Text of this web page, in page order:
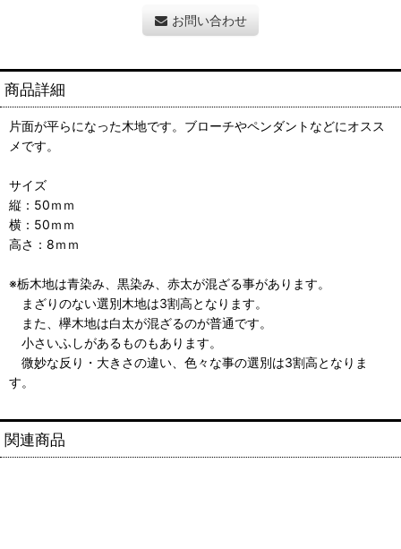
お問い合わせ
商品詳細
片面が平らになった木地です。ブローチやペンダントなどにオスス
メです。
サイズ
縦：50ｍｍ
横：50ｍｍ
高さ：8ｍｍ
※栃木地は青染み、黒染み、赤太が混ざる事があります。
まざりのない選別木地は3割高となります。
また、欅木地は白太が混ざるのが普通です。
小さいふしがあるものもあります。
微妙な反り・大きさの違い、色々な事の選別は3割高となりま
す。
関連商品